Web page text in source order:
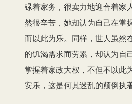
碌着家务，很卖力地迎合着家
然很辛苦，她却认为自己在掌
而以此为乐。同样，世人虽然
的饥渴需求而劳累，却认为自
掌握着家政大权，不但不以此
安乐，这是何其迷乱的颠倒执